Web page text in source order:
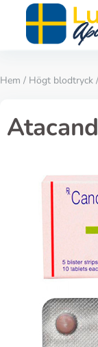
Hem / Högt blodtryck
Atacand